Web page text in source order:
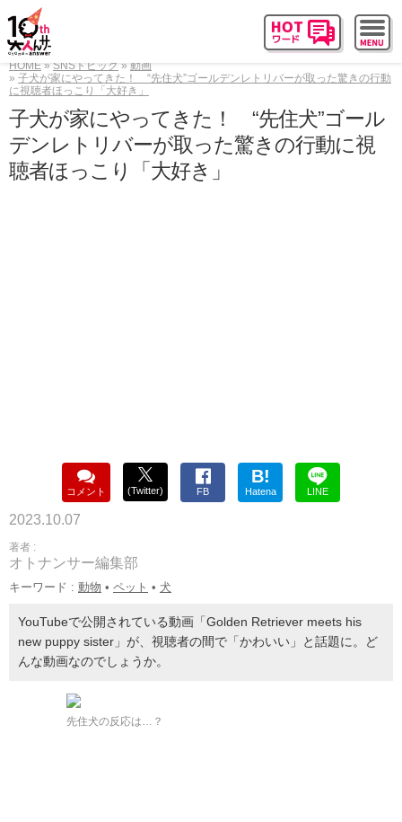
HOME SNSトピック
動画
子犬が家にやってきた！ “先住犬”ゴールデンレトリバーが取った驚きの行動
に視聴者ほっこり「大好き」
子犬が家にやってきた！ “先住犬”ゴール
デンレトリバーが取った驚きの行動に視
聴者ほっこり「大好き」
コメント (Twitter) FB
B!
Hatena LINE
2023.10.07
著者 :
オトナンサー編集部
キーワード : 動物 • ペット • 犬
YouTubeで公開されている動画「Golden Retriever meets his
new puppy sister」が、視聴者の間で「かわいい」と話題に。ど
んな動画なのでしょうか。
先住犬の反応は…？